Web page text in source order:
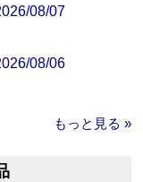
08/07
08/06
もっと見る »